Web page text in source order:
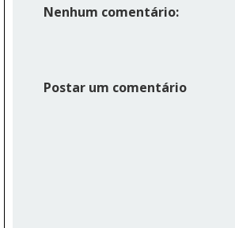
Nenhum comentário:
Postar um comentário